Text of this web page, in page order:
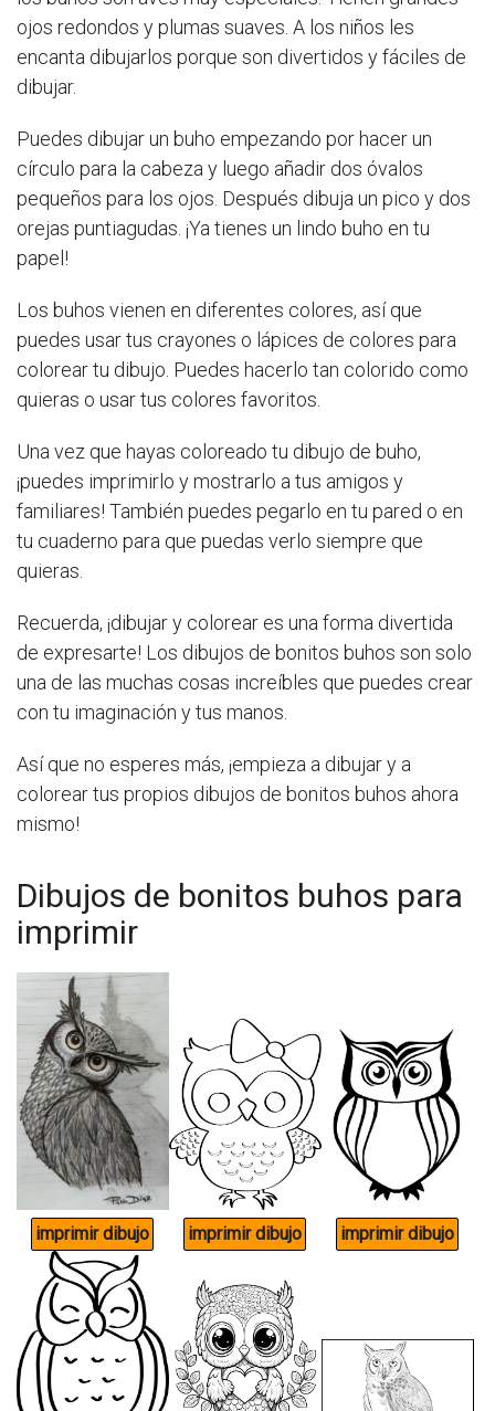
ojos redondos y plumas suaves. A los niños les
encanta dibujarlos porque son divertidos y fáciles de
dibujar.
Puedes dibujar un buho empezando por hacer un
círculo para la cabeza y luego añadir dos óvalos
pequeños para los ojos. Después dibuja un pico y dos
orejas puntiagudas. ¡Ya tienes un lindo buho en tu
papel!
Los buhos vienen en diferentes colores, así que
puedes usar tus crayones o lápices de colores para
colorear tu dibujo. Puedes hacerlo tan colorido como
quieras o usar tus colores favoritos.
Una vez que hayas coloreado tu dibujo de buho,
¡puedes imprimirlo y mostrarlo a tus amigos y
familiares! También puedes pegarlo en tu pared o en
tu cuaderno para que puedas verlo siempre que
quieras.
Recuerda, ¡dibujar y colorear es una forma divertida
de expresarte! Los dibujos de bonitos buhos son solo
una de las muchas cosas increíbles que puedes crear
con tu imaginación y tus manos.
Así que no esperes más, ¡empieza a dibujar y a
colorear tus propios dibujos de bonitos buhos ahora
mismo!
Dibujos de bonitos buhos para
imprimir